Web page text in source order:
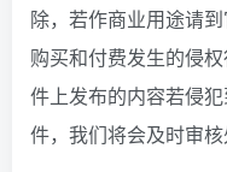
除，若作商业用途请
购买和付费发生的侵
件上发布的内容若侵
件，我们将会及时审核